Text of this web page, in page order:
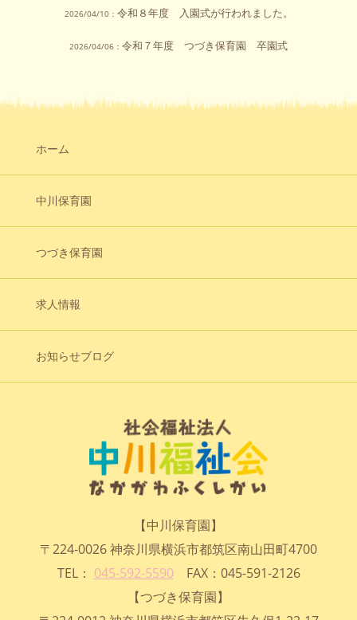
2026/04/10： 令和８年度 入園式が行われました。
2026/04/06： 令和７年度 つづき保育園 卒園式
ホーム
中川保育園
つづき保育園
求人情報
お知らせブログ
【中川保育園】
〒224-0026 神奈川県横浜市都筑区南山田町4700
TEL： 045-592-5590 FAX：045-591-2126
【つづき保育園】